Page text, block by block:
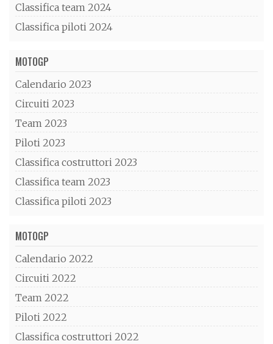
Classifica team 2024
Classifica piloti 2024
MOTOGP
Calendario 2023
Circuiti 2023
Team 2023
Piloti 2023
Classifica costruttori 2023
Classifica team 2023
Classifica piloti 2023
MOTOGP
Calendario 2022
Circuiti 2022
Team 2022
Piloti 2022
Classifica costruttori 2022